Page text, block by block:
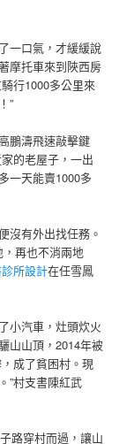
一口氣，才緩緩說
摩托車來到陜西房
行1000多公里來
”
鵬濤飛速敲擊鍵
的老屋子，一出
一天能賣1000多
沒有外出找任務。
，再也不消兩地
所設計在任雪鳳
小汽車，灶頭炊火
山山頂，2014年被
成了貧困村。現
”村支書陳紅武
路穿村而過，讓山